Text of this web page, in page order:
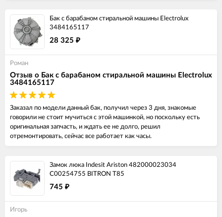
Бак с барабаном стиральной машины Electrolux
3484165117
28 325 ₽
Роман
Отзыв о Бак с барабаном стиральной машины Electrolux
3484165117
Заказал по модели данный бак, получил через 3 дня, знакомые
говорили не стоит мучиться с этой машинкой, но поскольку есть
оригинальная запчасть, и ждать ее не долго, решил
отремонтировать, сейчас все работает как часы.
Замок люка Indesit Ariston 482000023034
C00254755 BITRON T85
745 ₽
Игорь